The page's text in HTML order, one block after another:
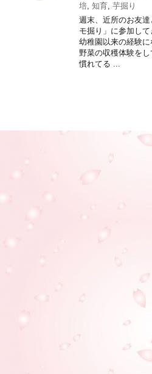
培, 知育, 芋掘り
週末、近所のお友
モ掘り」に参加し
幼稚園以来の経験
野菜の収穫体験を
慣れてる ...